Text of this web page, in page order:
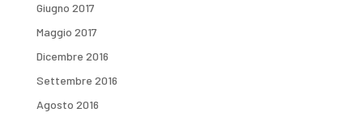
Giugno 2017
Maggio 2017
Dicembre 2016
Settembre 2016
Agosto 2016